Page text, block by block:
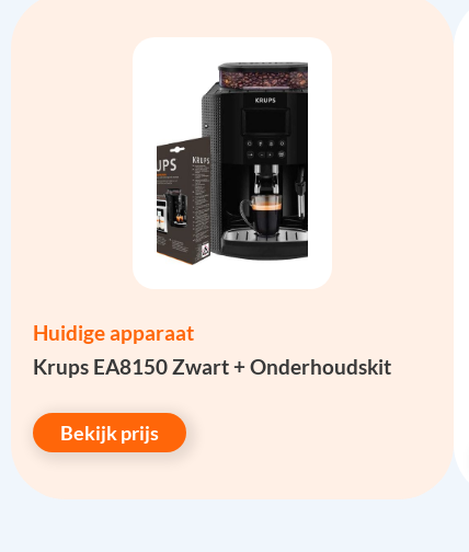
Huidige apparaat
Krups EA8150 Zwart + Onderhoudskit
Bekijk prijs